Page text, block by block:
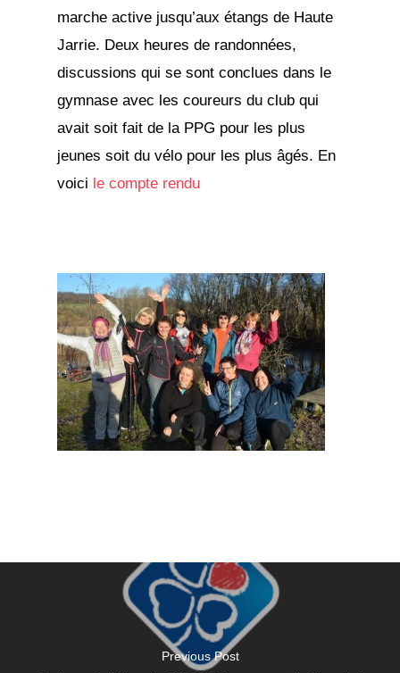
marche active jusqu’aux étangs de Haute
Jarrie. Deux heures de randonnées,
discussions qui se sont conclues dans le
gymnase avec les coureurs du club qui
avait soit fait de la PPG pour les plus
jeunes soit du vélo pour les plus âgés. En
voici le compte rendu
Previous Post